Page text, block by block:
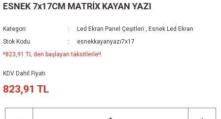
ESNEK 7x17CM MATRİX KAYAN YAZI
Kategori Led Ekran Panel Çeşitleri , Esnek Led Ekran
Stok Kodu
esnekkayanyazı7x17
*823,91 TL den başlayan taksitlerle!!
KDV Dahil Fiyatı
823,91 TL